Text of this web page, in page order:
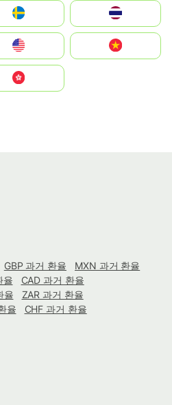
GBP 과거 환율
MXN 과거 환율
율
CAD 과거 환율
율
ZAR 과거 환율
율
CHF 과거 환율